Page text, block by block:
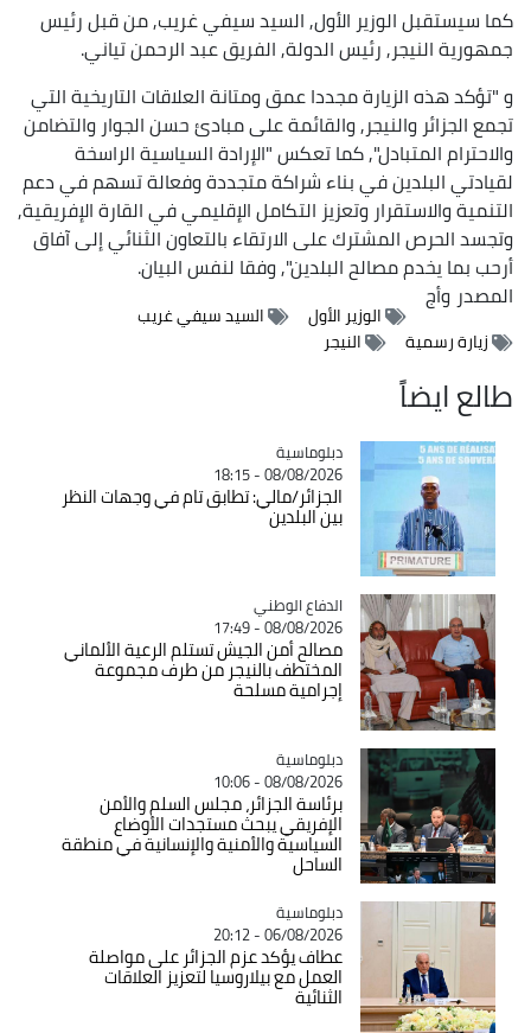
كما سيستقبل الوزير الأول, السيد سيفي غريب, من قبل رئيس
جمهورية النيجر, رئيس الدولة, الفريق عبد الرحمن تياني.
و "تؤكد هذه الزيارة مجددا عمق ومتانة العلاقات التاريخية التي
تجمع الجزائر والنيجر, والقائمة على مبادئ حسن الجوار والتضامن
والاحترام المتبادل", كما تعكس "الإرادة السياسية الراسخة
لقيادتي البلدين في بناء شراكة متجددة وفعالة تسهم في دعم
التنمية والاستقرار وتعزيز التكامل الإقليمي في القارة الإفريقية,
وتجسد الحرص المشترك على الارتقاء بالتعاون الثنائي إلى آفاق
أرحب بما يخدم مصالح البلدين", وفقا لنفس البيان.
المصدروأج
الوزير الأول
السيد سيفي غريب
زيارة رسمية
النيجر
طالع ايضاً
Catégorie
دبلوماسية
08/08/2026 - 18:15
الجزائر/مالي: تطابق تام في وجهات النظر
بين البلدين
Catégorie
الدفاع الوطني
08/08/2026 - 17:49
مصالح أمن الجيش تستلم الرعية الألماني
المختطف بالنيجر من طرف مجموعة
إجرامية مسلحة
Catégorie
دبلوماسية
08/08/2026 - 10:06
برئاسة الجزائر، مجلس السلم والأمن
الإفريقي يبحث مستجدات الأوضاع
السياسية والأمنية والإنسانية في منطقة
الساحل
Catégorie
دبلوماسية
06/08/2026 - 20:12
عطاف يؤكد عزم الجزائر على مواصلة
العمل مع بيلاروسيا لتعزيز العلاقات
الثنائية